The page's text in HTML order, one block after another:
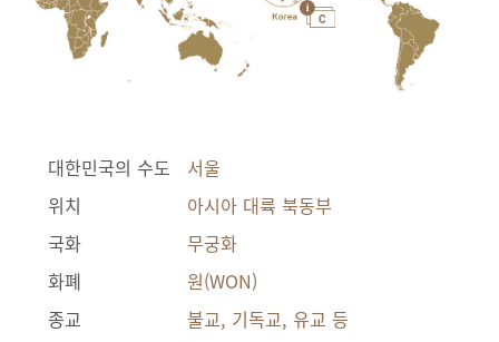
대한민국의 수도
서울
위치
아시아 대륙 북동부
국화
무궁화
화폐
원(WON)
종교
불교, 기독교, 유교 등